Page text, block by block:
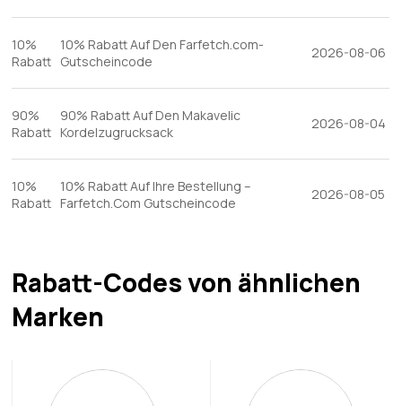
10%
Rabatt
10% Rabatt Auf Den Farfetch.com-
Gutscheincode
2026-08-06
90%
Rabatt
90% Rabatt Auf Den Makavelic
Kordelzugrucksack
2026-08-04
10%
Rabatt
10% Rabatt Auf Ihre Bestellung –
Farfetch.Com Gutscheincode
2026-08-05
Rabatt-Codes von ähnlichen
Marken